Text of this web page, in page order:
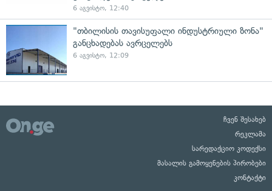
6 აგვისტო, 12:40
"თბილისის თავისუფალი ინდუსტრიული ზონა"
განცხადებას ავრცელებს
6 აგვისტო, 12:09
ჩვენ შესახებ
რეკლამა
სარედაქციო კოდექსი
მასალის გამოყენების პირობები
კონტაქტი